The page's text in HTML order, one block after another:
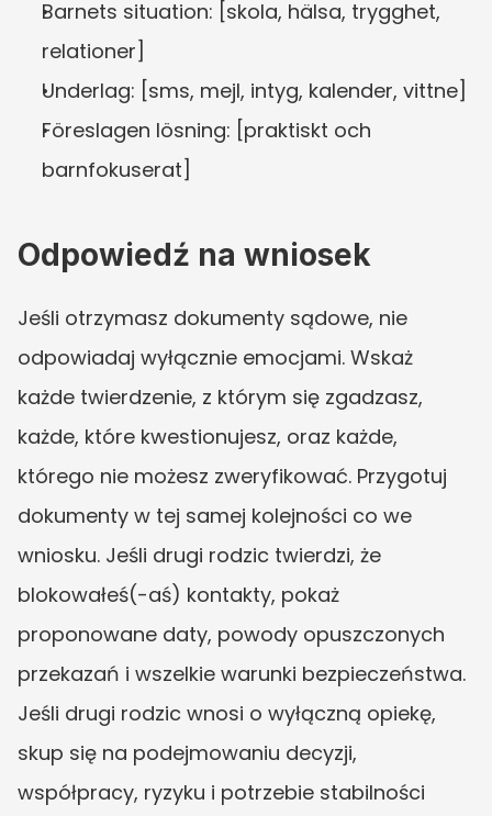
Barnets situation: [skola, hälsa, trygghet,
relationer]
Underlag: [sms, mejl, intyg, kalender, vittne]
Föreslagen lösning: [praktiskt och
barnfokuserat]
Odpowiedź na wniosek
Jeśli otrzymasz dokumenty sądowe, nie
odpowiadaj wyłącznie emocjami. Wskaż
każde twierdzenie, z którym się zgadzasz,
każde, które kwestionujesz, oraz każde,
którego nie możesz zweryfikować. Przygotuj
dokumenty w tej samej kolejności co we
wniosku. Jeśli drugi rodzic twierdzi, że
blokowałeś(-aś) kontakty, pokaż
proponowane daty, powody opuszczonych
przekazań i wszelkie warunki bezpieczeństwa.
Jeśli drugi rodzic wnosi o wyłączną opiekę,
skup się na podejmowaniu decyzji,
współpracy, ryzyku i potrzebie stabilności